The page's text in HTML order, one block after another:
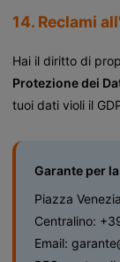
14. Reclami
Hai il diritto di
Protezione dei
tuoi dati violi il
Garante per
Piazza
Centralino:
Email: